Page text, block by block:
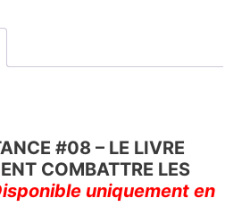
l
g
#08 – LE LIVRE
COMBATTRE LES
uniquement en